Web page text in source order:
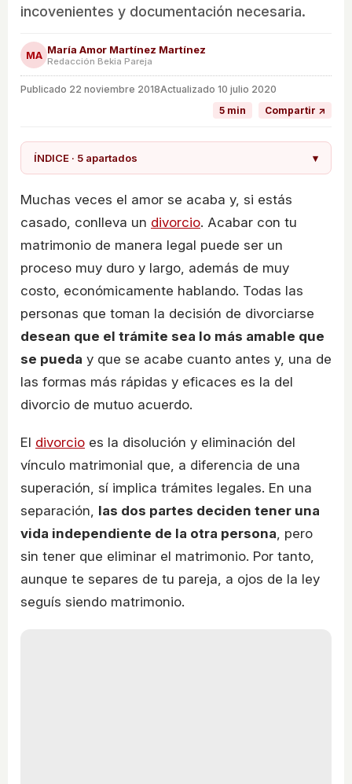
incovenientes y documentación necesaria.
MA María Amor Martínez Martínez
Redacción Bekia Pareja
Publicado 22 noviembre 2018Actualizado 10 julio 2020
5 min
Compartir ↗
ÍNDICE · 5 apartados ▾
Muchas veces el amor se acaba y, si estás
casado, conlleva un divorcio. Acabar con tu
matrimonio de manera legal puede ser un
proceso muy duro y largo, además de muy
costo, económicamente hablando. Todas las
personas que toman la decisión de divorciarse
desean que el trámite sea lo más amable que
se pueda y que se acabe cuanto antes y, una de
las formas más rápidas y eficaces es la del
divorcio de mutuo acuerdo.
El divorcio es la disolución y eliminación del
vínculo matrimonial que, a diferencia de una
superación, sí implica trámites legales. En una
separación, las dos partes deciden tener una
vida independiente de la otra persona, pero
sin tener que eliminar el matrimonio. Por tanto,
aunque te separes de tu pareja, a ojos de la ley
seguís siendo matrimonio.